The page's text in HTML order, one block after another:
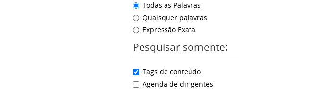
Todas as Palavras
Quaisquer palavras
Expressão Exata
Pesquisar somente:
Tags de conteúdo
Agenda de dirigentes